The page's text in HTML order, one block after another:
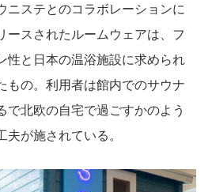
ニステとのコラボレーションに
ースされたルームウェアは、フ
性と日本の温浴施設に求められ
もの。利用者は館内でのサウナ
で北欧の自宅で過ごすかのよう
が施されている。